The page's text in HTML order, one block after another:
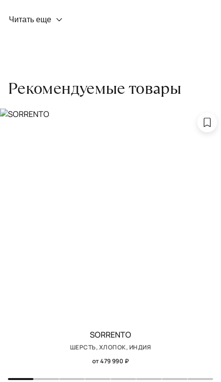
Профилактика износа
заборе ковра экспертом либо привозите его в салон.
Читать еще
Рекомендуемые товары
SORRENTO
ШЕРСТЬ, ХЛОПОК, ИНДИЯ
от 479 990 ₽